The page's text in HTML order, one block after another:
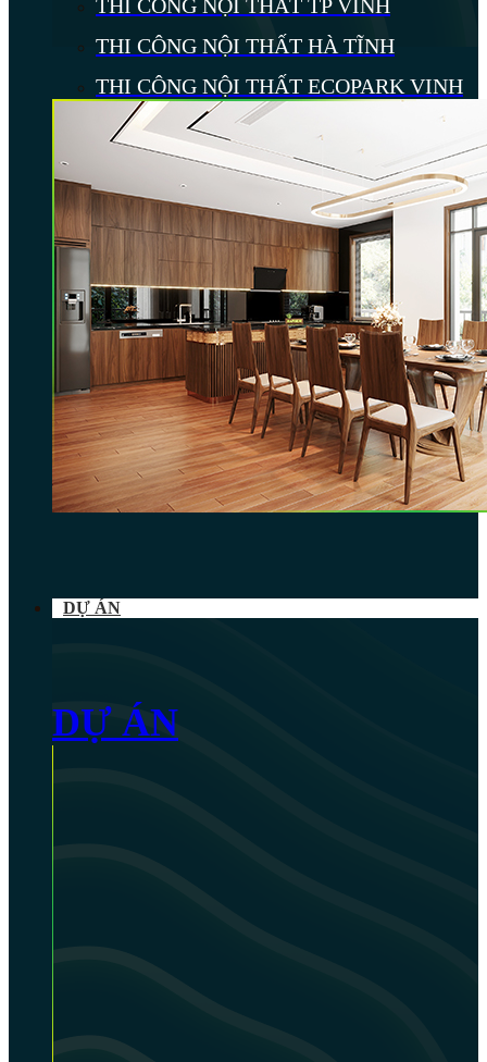
THI CÔNG NỘI THẤT TP VINH
THI CÔNG NỘI THẤT HÀ TĨNH
THI CÔNG NỘI THẤT ECOPARK VINH
DỰ ÁN
DỰ ÁN